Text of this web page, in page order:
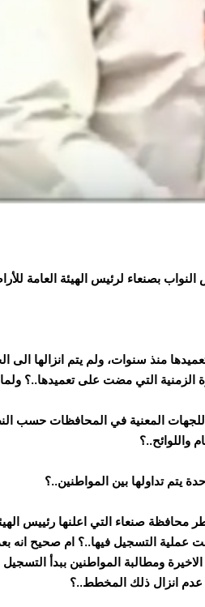
بصنعاء لرئيس الهيئة العامة
منذ سنوات، ولم يتم انزالها الى
التي مضت على تعميدها..؟ ولماذا
المعنية في المحافظات حسب
واللوائح..؟
يتم تداولها بين المواطنين..؟
محافظة صنعاء التي اعلنها رئييس
التسجيل فيها..؟ ام صحيح انه
ومطالبة المواطنين ببدأ
عدم انزال ذلك المخطط..؟